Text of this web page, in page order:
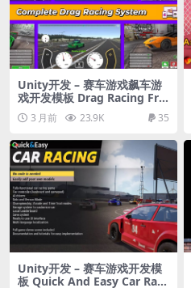
Unity开发 – 赛车游戏飙车游
戏开发模板 Drag Racing Fra
mework
3 月前 23.9K 35
Unity开发 – 赛车游戏开发模
板 Quick And Easy Car Raci